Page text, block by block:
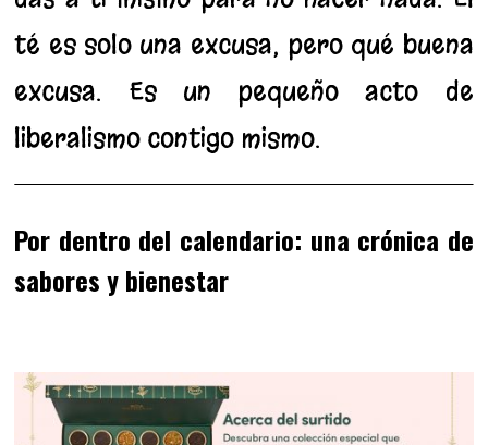
té es solo una excusa, pero qué buena
excusa. Es un pequeño acto de
liberalismo contigo mismo.
Por dentro del calendario: una crónica de
sabores y bienestar